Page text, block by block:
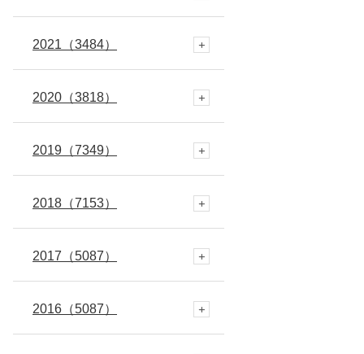
4月 (309)
3月 (345)
2月 (290)
1月 (343)
9月 (293)
8月 (313)
7月 (307)
6月 (273)
5月 (281)
4月 (264)
10月(282)
9月 (303)
8月 (286)
7月 (282)
6月 (282)
5月 (334)
11月(309)
10月(279)
9月 (305)
8月 (304)
7月 (316)
6月 (249)
12月(337)
11月(281)
10月(339)
9月 (262)
8月 (277)
7月 (320)
2021 （3484）
12月(297)
11月(309)
10月(294)
9月 (281)
8月 (279)
2020 （3818）
12月(278)
11月(308)
10月(230)
9月 (258)
2019 （7349）
12月(643)
11月(448)
10月(419)
2018 （7153）
12月(676)
11月(614)
2017 （5087）
12月(504)
2016 （5087）